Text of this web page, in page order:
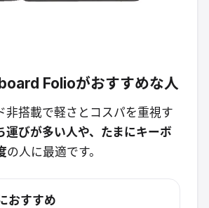
Folioがおすすめな人
非搭載で軽さとコスパを重視す
運びが多い人や、たまにキーボ
の人に最適です。
おすすめ